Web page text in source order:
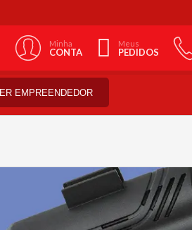
Minha
CONTA
Meus
PEDIDOS
EMPREENDEDOR